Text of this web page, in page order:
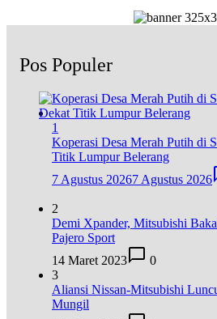
Pos Populer
1
Koperasi Desa Merah Putih di
Titik Lumpur Belerang
7 Agustus 20267 Agustus 2026
2
Demi Xpander, Mitsubishi
Pajero Sport
14 Maret 2023
0
3
Aliansi Nissan-Mitsubishi
Mungil